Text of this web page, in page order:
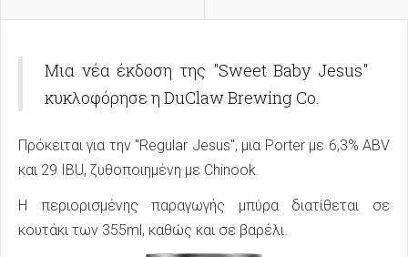
Μια νέα έκδοση της "Sweet Baby Jesus"
κυκλοφόρησε η DuClaw Brewing Co.
Πρόκειται για την "Regular Jesus", μια Porter με 6,3% ABV
και 29 IBU, ζυθοποιημένη με Chinook.
Η περιορισμένης παραγωγής μπύρα διατίθεται σε
κουτάκι των 355ml, καθώς και σε βαρέλι.